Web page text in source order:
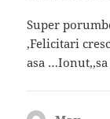
Super
,Felicitari
asa